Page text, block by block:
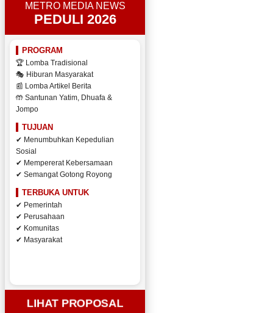
METRO MEDIA NEWS
PEDULI 2026
PROGRAM
🏆 Lomba Tradisional
🎭 Hiburan Masyarakat
📰 Lomba Artikel Berita
🤲 Santunan Yatim, Dhuafa &
Jompo
TUJUAN
✔ Menumbuhkan Kepedulian
Sosial
✔ Mempererat Kebersamaan
✔ Semangat Gotong Royong
TERBUKA UNTUK
✔ Pemerintah
✔ Perusahaan
✔ Komunitas
✔ Masyarakat
LIHAT PROPOSAL